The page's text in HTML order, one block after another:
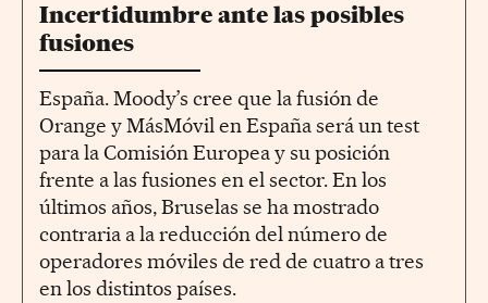
Incertidumbre ante las posibles
fusiones
España. Moody’s cree que la fusión de
Orange y MásMóvil en España será un test
para la Comisión Europea y su posición
frente a las fusiones en el sector. En los
últimos años, Bruselas se ha mostrado
contraria a la reducción del número de
operadores móviles de red de cuatro a tres
en los distintos países.